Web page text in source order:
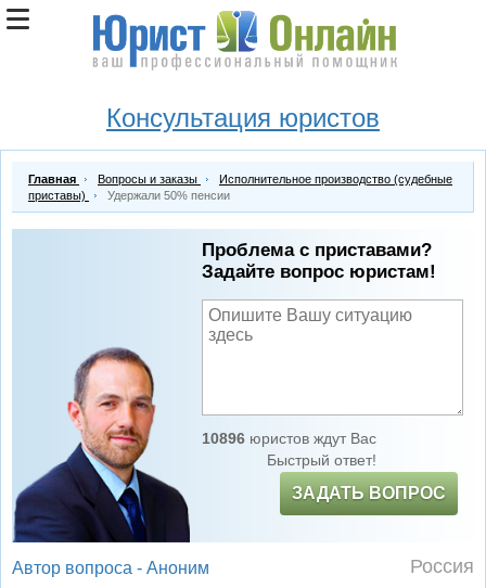
Консультация юристов
Главная Вопросы и заказы
Исполнительное производство (судебные
приставы)
Удержали 50% пенсии
Проблема с приставами?
Задайте вопрос юристам!
10896юристов ждут Вас
Быстрый ответ!
ЗАДАТЬ ВОПРОС
Автор вопроса - Аноним Россия